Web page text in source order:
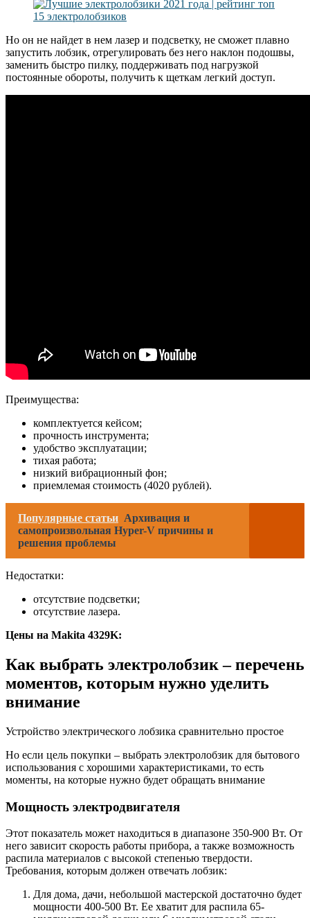
Но он не найдет в нем лазер и подсветку, не сможет плавно
запустить лобзик, отрегулировать без него наклон подошвы,
заменить быстро пилку, поддерживать под нагрузкой
постоянные обороты, получить к щеткам легкий доступ.
Преимущества:
комплектуется кейсом;
прочность инструмента;
удобство эксплуатации;
тихая работа;
низкий вибрационный фон;
приемлемая стоимость (4020 рублей).
Популярные статьи Архивация и
самопроизвольная Hyper-V причины и
решения проблемы
Недостатки:
отсутствие подсветки;
отсутствие лазера.
Цены на Makita 4329K:
Как выбрать электролобзик – перечень
моментов, которым нужно уделить
внимание
Устройство электрического лобзика сравнительно простое
Но если цель покупки – выбрать электролобзик для бытового
использования с хорошими характеристиками, то есть
моменты, на которые нужно будет обращать внимание
Мощность электродвигателя
Этот показатель может находиться в диапазоне 350-900 Вт. От
него зависит скорость работы прибора, а также возможность
распила материалов с высокой степенью твердости.
Требования, которым должен отвечать лобзик:
Для дома, дачи, небольшой мастерской достаточно будет
мощности 400-500 Вт. Ее хватит для распила 65-